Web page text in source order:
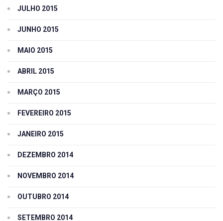
JULHO 2015
JUNHO 2015
MAIO 2015
ABRIL 2015
MARÇO 2015
FEVEREIRO 2015
JANEIRO 2015
DEZEMBRO 2014
NOVEMBRO 2014
OUTUBRO 2014
SETEMBRO 2014